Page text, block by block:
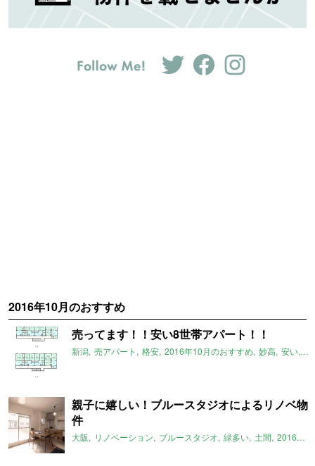
2016年10月のおすすめ
売ってます！！安い8世帯アパート！！
新潟 売アパート 格安 2016年10月のおすすめ 妙高 安い 新
親子に嬉しい！ブルースタジオによるリノベ物
件
大阪 リノベーション ブルースタジオ 緑多い 土間 2016年10月のおすすめ